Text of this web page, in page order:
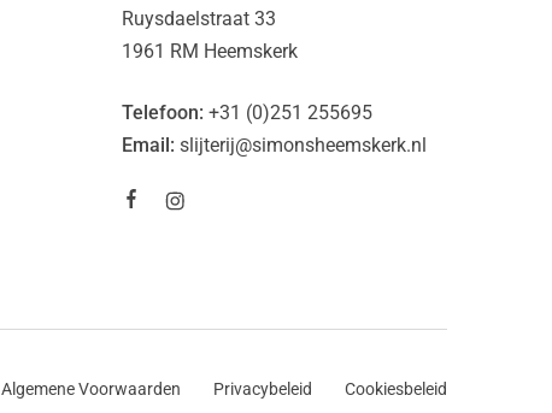
Ruysdaelstraat 33
1961 RM Heemskerk
Telefoon: +31 (0)251 255695
Email: slijterij@simonsheemskerk.nl
Algemene Voorwaarden Privacybeleid Cookiesbeleid